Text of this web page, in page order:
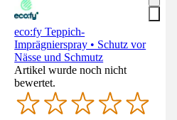
eco:fy Teppich-
Imprägnierspray • Schutz vor
Nässe und Schmutz
Artikel wurde noch nicht
bewertet.